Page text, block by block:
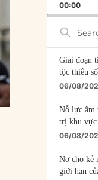
RATE
00:00
Search
Episodes
Giai đoạn
tộc thiểu
06/08/
Nỗ lực âm
trị khu
06/08/
Nợ cho kẻ
giới hạn